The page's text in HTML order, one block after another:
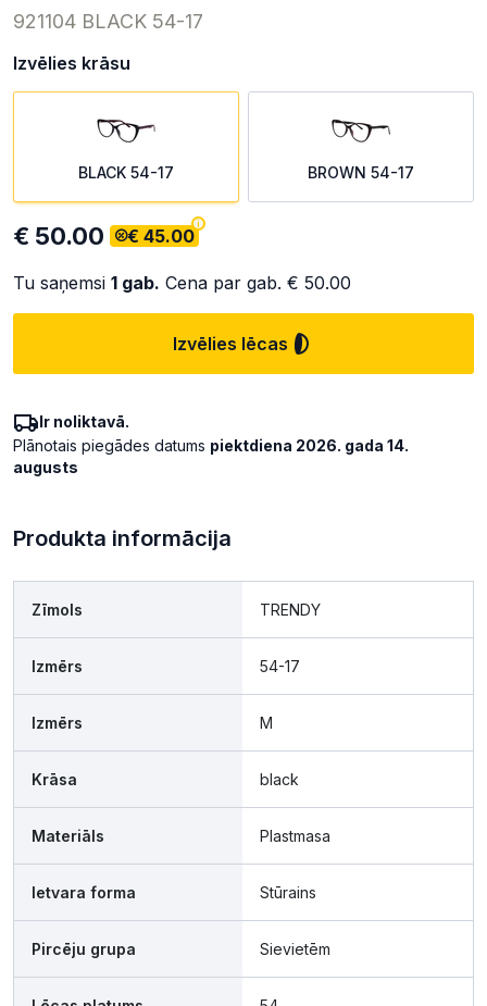
921104 BLACK 54-17
Izvēlies krāsu
BLACK 54-17 BROWN 54-17
€ 50.00 € 45.00
Tu saņemsi 1 gab. Cena par gab. € 50.00
Izvēlies lēcas
Ir noliktavā.
Plānotais piegādes datums piektdiena 2026. gada 14.
augusts
Produkta informācija
Zīmols TRENDY
Izmērs 54-17
Izmērs M
Krāsa black
Materiāls Plastmasa
Ietvara forma Stūrains
Pircēju grupa Sievietēm